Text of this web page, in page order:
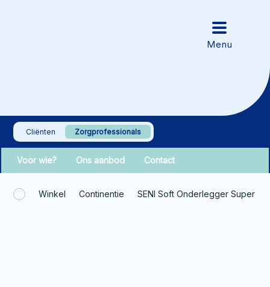
Cliënten Zorgprofessionals
Voor wie? Ons aanbod Contact
Winkel Continentie SENI Soft Onderlegger Super